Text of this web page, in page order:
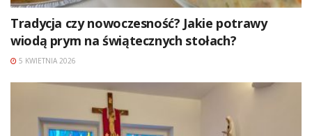
Tradycja czy nowoczesność? Jakie potrawy
wiodą prym na świątecznych stołach?
5 KWIETNIA 2026